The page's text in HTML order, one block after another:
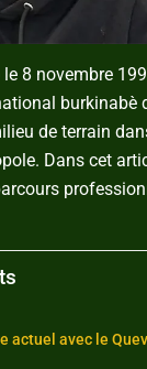
8 novembre
burkinabè
de terrain
Dans cet
actuel avec le